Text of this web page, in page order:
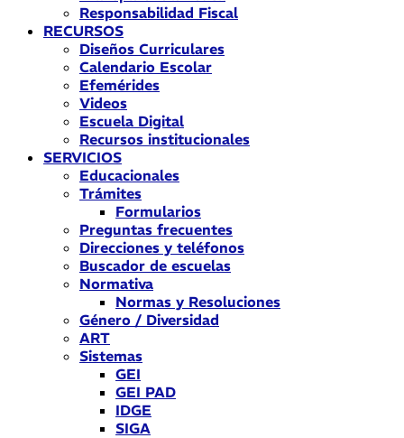
Responsabilidad Fiscal
RECURSOS
Diseños Curriculares
Calendario Escolar
Efemérides
Videos
Escuela Digital
Recursos institucionales
SERVICIOS
Educacionales
Trámites
Formularios
Preguntas frecuentes
Direcciones y teléfonos
Buscador de escuelas
Normativa
Normas y Resoluciones
Género / Diversidad
ART
Sistemas
GEI
GEI PAD
IDGE
SIGA